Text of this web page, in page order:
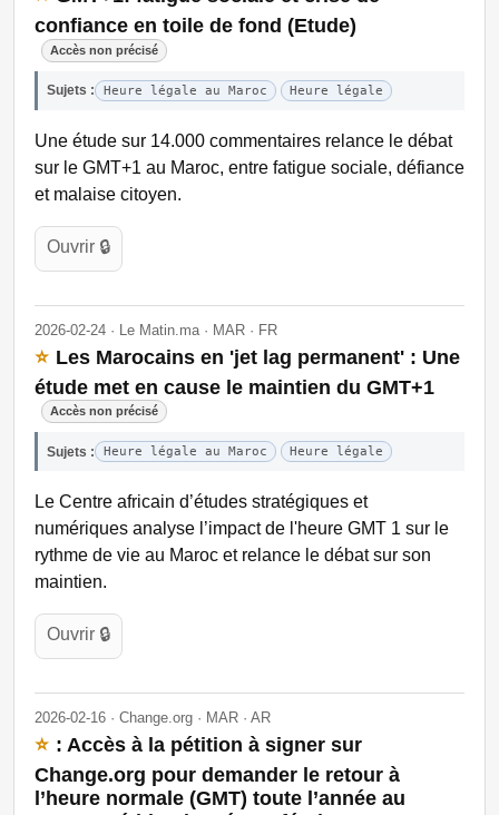
confiance en toile de fond (Etude)
Accès non précisé
Sujets : Heure légale au Maroc Heure légale
Une étude sur 14.000 commentaires relance le débat
sur le GMT+1 au Maroc, entre fatigue sociale, défiance
et malaise citoyen.
Ouvrir 🔒
2026-02-24 · Le Matin.ma · MAR · FR
⭐ Les Marocains en 'jet lag permanent' : Une
étude met en cause le maintien du GMT+1
Accès non précisé
Sujets : Heure légale au Maroc Heure légale
Le Centre africain d’études stratégiques et
numériques analyse l’impact de l'heure GMT 1 sur le
rythme de vie au Maroc et relance le débat sur son
maintien.
Ouvrir 🔒
2026-02-16 · Change.org · MAR · AR
⭐ : Accès à la pétition à signer sur
Change.org pour demander le retour à
l’heure normale (GMT) toute l’année au